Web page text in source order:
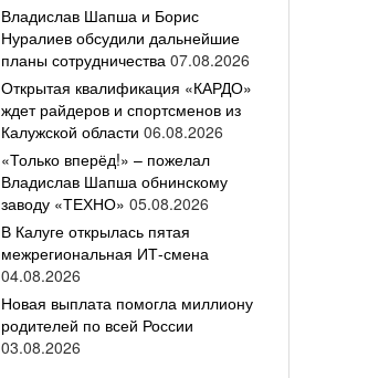
Владислав Шапша и Борис
Нуралиев обсудили дальнейшие
планы сотрудничества 07.08.2026
Открытая квалификация «КАРДО»
ждет райдеров и спортсменов из
Калужской области 06.08.2026
«Только вперёд!» – пожелал
Владислав Шапша обнинскому
заводу «ТЕХНО» 05.08.2026
В Калуге открылась пятая
межрегиональная ИТ-смена
04.08.2026
Новая выплата помогла миллиону
родителей по всей России
03.08.2026